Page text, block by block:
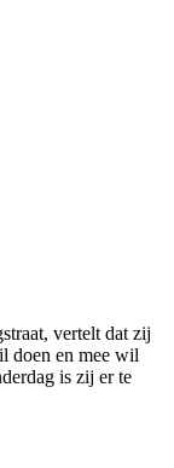
vertelt dat zij
doen en mee wil
is zij er te